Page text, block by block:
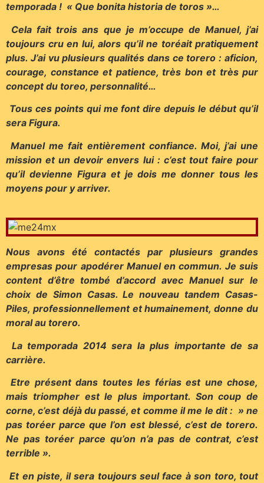
temporada ! « Que bonita historia de toros »…
Cela fait trois ans que je m’occupe de Manuel, j’ai
toujours cru en lui, alors qu’il ne toréait pratiquement
plus. J’ai vu plusieurs qualités dans ce torero : aficion,
courage, constance et patience, très bon et très pur
concept du toreo, personnalité…
Tous ces points qui me font dire depuis le début qu’il
sera Figura.
Manuel me fait entièrement confiance. Moi, j’ai une
mission et un devoir envers lui : c’est tout faire pour
qu’il devienne Figura et je dois me donner tous les
moyens pour y arriver.
Nous avons été contactés par plusieurs grandes
empresas pour apodérer Manuel en commun. Je suis
content d’être tombé d’accord avec Manuel sur le
choix de Simon Casas. Le nouveau tandem Casas-
Piles, professionnellement et humainement, donne du
moral au torero.
La temporada 2014 sera la plus importante de sa
carrière.
Etre présent dans toutes les férias est une chose,
mais triompher est le plus important. Son coup de
corne, c’est déjà du passé, et comme il me le dit : » ne
pas toréer parce que l’on est blessé, c’est de torero.
Ne pas toréer parce qu’on n’a pas de contrat, c’est
terrible ».
Et en piste, il sera toujours seul face à son toro, tout